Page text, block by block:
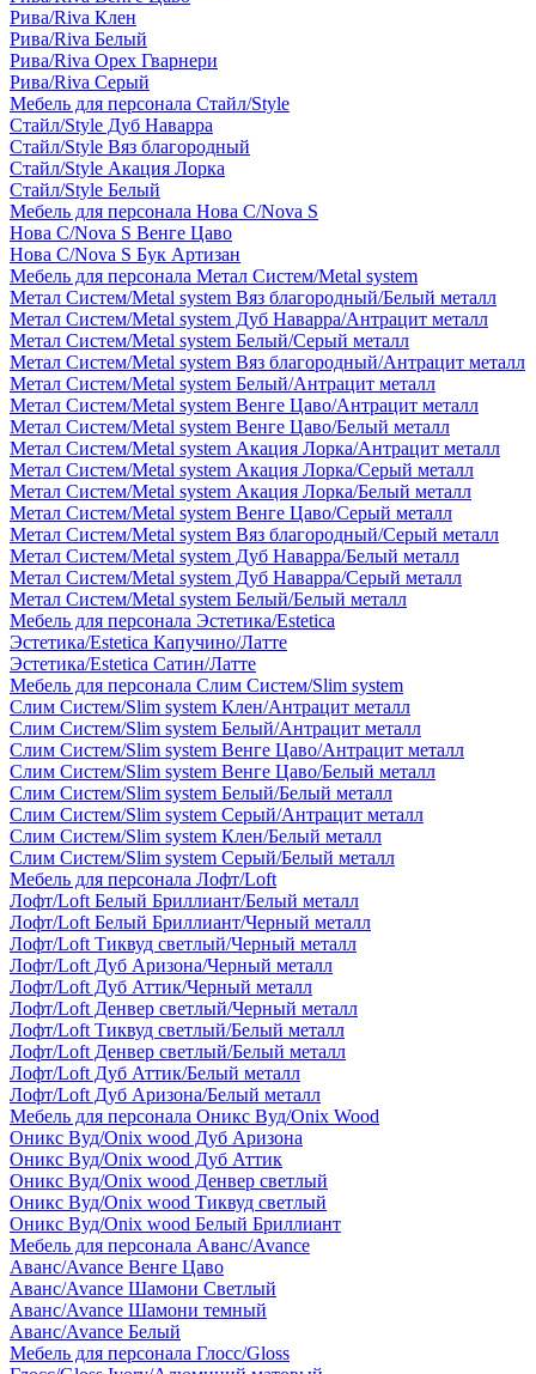
Рива/Riva Клен
Рива/Riva Белый
Рива/Riva Орех Гварнери
Рива/Riva Серый
Мебель для персонала Стайл/Style
Стайл/Style Дуб Наварра
Стайл/Style Вяз благородный
Стайл/Style Акация Лорка
Стайл/Style Белый
Мебель для персонала Нова С/Nova S
Нова С/Nova S Венге Цаво
Нова С/Nova S Бук Артизан
Мебель для персонала Метал Систем/Metal system
Метал Систем/Metal system Вяз благородный/Белый металл
Метал Систем/Metal system Дуб Наварра/Антрацит металл
Метал Систем/Metal system Белый/Серый металл
Метал Систем/Metal system Вяз благородный/Антрацит металл
Метал Систем/Metal system Белый/Антрацит металл
Метал Систем/Metal system Венге Цаво/Антрацит металл
Метал Систем/Metal system Венге Цаво/Белый металл
Метал Систем/Metal system Акация Лорка/Антрацит металл
Метал Систем/Metal system Акация Лорка/Серый металл
Метал Систем/Metal system Акация Лорка/Белый металл
Метал Систем/Metal system Венге Цаво/Серый металл
Метал Систем/Metal system Вяз благородный/Серый металл
Метал Систем/Metal system Дуб Наварра/Белый металл
Метал Систем/Metal system Дуб Наварра/Серый металл
Метал Систем/Metal system Белый/Белый металл
Мебель для персонала Эстетика/Estetica
Эстетика/Estetica Капучино/Латте
Эстетика/Estetica Сатин/Латте
Мебель для персонала Слим Систем/Slim system
Слим Систем/Slim system Клен/Антрацит металл
Слим Систем/Slim system Белый/Антрацит металл
Слим Систем/Slim system Венге Цаво/Антрацит металл
Слим Систем/Slim system Венге Цаво/Белый металл
Слим Систем/Slim system Белый/Белый металл
Слим Систем/Slim system Серый/Антрацит металл
Слим Систем/Slim system Клен/Белый металл
Слим Систем/Slim system Серый/Белый металл
Мебель для персонала Лофт/Loft
Лофт/Loft Белый Бриллиант/Белый металл
Лофт/Loft Белый Бриллиант/Черный металл
Лофт/Loft Тиквуд светлый/Черный металл
Лофт/Loft Дуб Аризона/Черный металл
Лофт/Loft Дуб Аттик/Черный металл
Лофт/Loft Денвер светлый/Черный металл
Лофт/Loft Тиквуд светлый/Белый металл
Лофт/Loft Денвер светлый/Белый металл
Лофт/Loft Дуб Аттик/Белый металл
Лофт/Loft Дуб Аризона/Белый металл
Мебель для персонала Оникс Вуд/Onix Wood
Оникс Вуд/Onix wood Дуб Аризона
Оникс Вуд/Onix wood Дуб Аттик
Оникс Вуд/Onix wood Денвер светлый
Оникс Вуд/Onix wood Тиквуд светлый
Оникс Вуд/Onix wood Белый Бриллиант
Мебель для персонала Аванс/Avance
Аванс/Avance Венге Цаво
Аванс/Avance Шамони Светлый
Аванс/Avance Шамони темный
Аванс/Avance Белый
Мебель для персонала Глосс/Gloss